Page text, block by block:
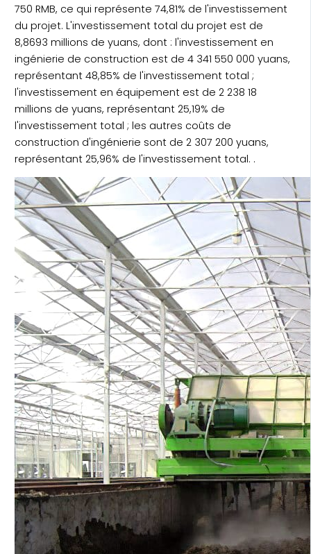
750 RMB, ce qui représente 74,81% de l'investissement
du projet. L'investissement total du projet est de
8,8693 millions de yuans, dont : l'investissement en
ingénierie de construction est de 4 341 550 000 yuans,
représentant 48,85% de l'investissement total ;
l'investissement en équipement est de 2 238 18
millions de yuans, représentant 25,19% de
l'investissement total ; les autres coûts de
construction d'ingénierie sont de 2 307 200 yuans,
représentant 25,96% de l'investissement total. .